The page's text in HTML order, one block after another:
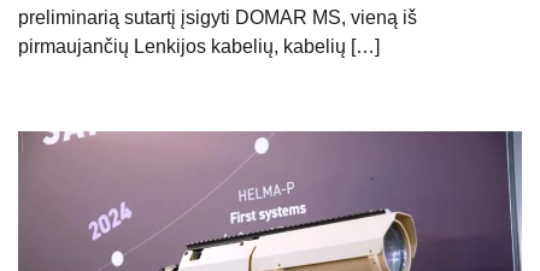
preliminarią sutartį įsigyti DOMAR MS, vieną iš
pirmaujančių Lenkijos kabelių, kabelių […]